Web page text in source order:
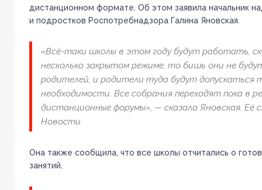
дистанционном формате. Об этом заявила начальник
и подростков Роспотребнадзора Галина Яновская.
«Всё-таки школы в этом году будут работать,
несколько закрытом режиме, то бишь они не
родителей, и родители туда будут допускаться
необходимости. Все собрания переходят пока в
дистанционные форумы», — сказала Яновская. Её
Новости.
Она также сообщила, что все школы отчитались о
занятий.